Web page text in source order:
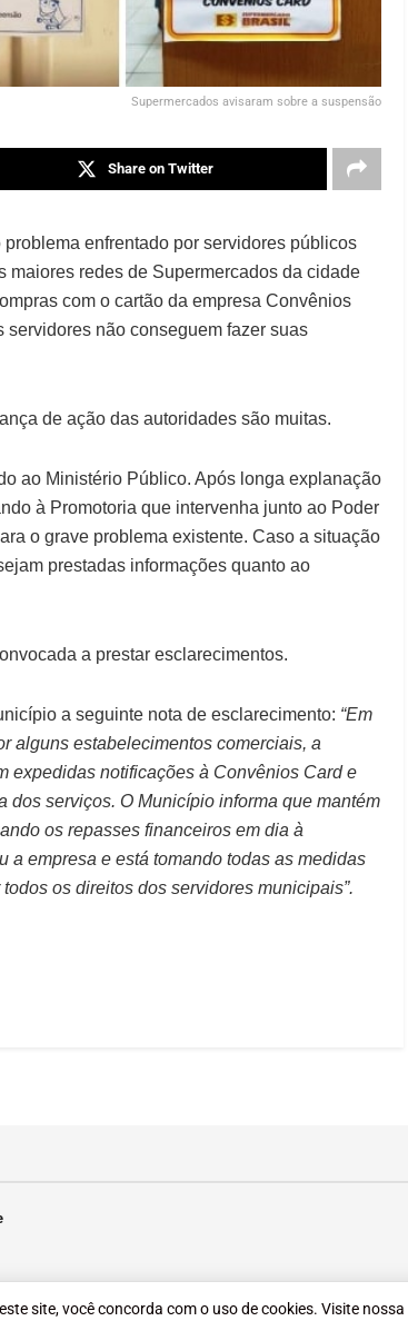
Supermercados avisaram sobre a suspensão
Share on Twitter
enfrentado por servidores públicos
maiores redes de Supermercados da cidade
com o cartão da empresa Convênios
servidores não conseguem fazer suas
de ação das autoridades são muitas.
ao Ministério Público. Após longa explanação
à Promotoria que intervenha junto ao Poder
o grave problema existente. Caso a situação
prestadas informações quanto ao
a prestar esclarecimentos.
a seguinte nota de esclarecimento: “Em
alguns estabelecimentos comerciais, a
expedidas notificações à Convênios Card e
dos serviços. O Município informa que mantém
os repasses financeiros em dia à
empresa e está tomando todas as medidas
os direitos dos servidores municipais”.
site, você concorda com o uso de cookies. Visite nossa